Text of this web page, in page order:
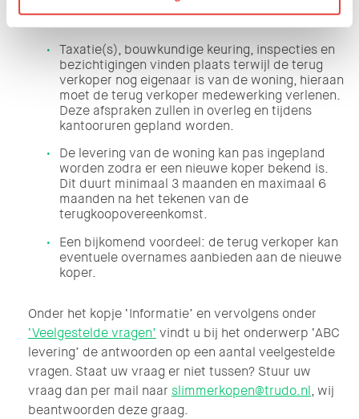
volgende in:
Taxatie(s), bouwkundige keuring, inspecties en
bezichtigingen vinden plaats terwijl de terug
verkoper nog eigenaar is van de woning, hieraan
moet de terug verkoper medewerking verlenen.
Deze afspraken zullen in overleg en tijdens
kantooruren gepland worden.
De levering van de woning kan pas ingepland
worden zodra er een nieuwe koper bekend is.
Dit duurt minimaal 3 maanden en maximaal 6
maanden na het tekenen van de
terugkoopovereenkomst.
Een bijkomend voordeel: de terug verkoper kan
eventuele overnames aanbieden aan de nieuwe
koper.
Onder het kopje ‘Informatie’ en vervolgens onder
‘Veelgestelde vragen’ vindt u bij het onderwerp ‘ABC
levering’ de antwoorden op een aantal veelgestelde
vragen. Staat uw vraag er niet tussen? Stuur uw
vraag dan per mail naar slimmerkopen@trudo.nl, wij
beantwoorden deze graag.